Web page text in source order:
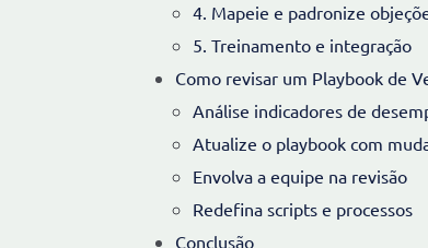
4. Mapeie e padronize
5. Treinamento e integração
Como revisar um Playbook de
Análise indicadores de
Atualize o playbook com
Envolva a equipe na revisão
Redefina scripts e processos
Conclusão